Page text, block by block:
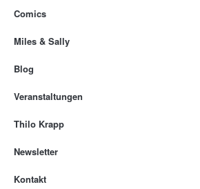
Comics
Miles & Sally
Blog
Veranstaltungen
Thilo Krapp
Newsletter
Kontakt